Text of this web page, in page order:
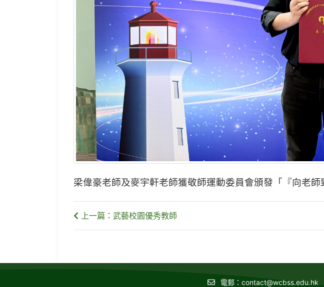
梁偉豪老師及麥宇軒老師獲敬師運動委員會頒發「『向老
上一篇：武藝校園優秀教師
電郵： contact@wcbss.edu.hk